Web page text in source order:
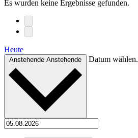
Es wurden keine Ergebnisse gefunden.
Heute
Anstehende Anstehende Datum wählen.